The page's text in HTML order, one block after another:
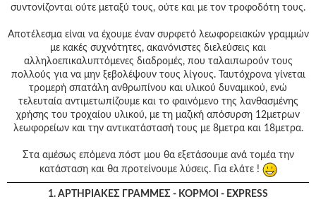
συντονίζονται ούτε μεταξύ τους, ούτε και με τον τροφοδότη τους.
Αποτέλεσμα είναι να έχουμε έναν συρφετό λεωφορειακών γραμμών
με κακές συχνότητες, ακανόνιστες διελεύσεις και
αλληλοεπικαλυπτόμενες διαδρομές, που ταλαιπωρούν τους
πολλούς για να μην ξεβολέψουν τους λίγους. Ταυτόχρονα γίνεται
τρομερή σπατάλη ανθρωπίνου και υλικού δυναμικού, ενώ
τελευταία αντιμετωπίζουμε και το φαινόμενο της λανθασμένης
χρήσης του τροχαίου υλικού, με τη μαζική απόσυρση 12μετρων
λεωφορείων και την αντικατάστασή τους με 8μετρα και 18μετρα.
Στα αμέσως επόμενα πόστ μου θα εξετάσουμε ανά τομέα την
κατάσταση και θα προτείνουμε λύσεις. Για ελάτε !
1. ΑΡΤΗΡΙΑΚΕΣ ΓΡΑΜΜΕΣ - ΚΟΡΜΟΙ - ΕXPRESS